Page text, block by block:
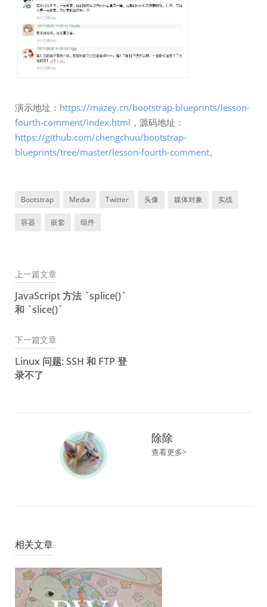
演示地址： https://mazey.cn/bootstrap-blueprints/lesson-
fourth-comment/index.html ，源码地址：
https://github.com/chengchuu/bootstrap-
blueprints/tree/master/lesson-fourth-comment。
Bootstrap Media Twitter 头像 媒体对象 实战
容器 嵌套 组件
文
章
导
航
上一篇文章
JavaScript 方法 `splice()`
和 `slice()`
下一篇文章
Linux 问题: SSH 和 FTP 登
录不了
除除
查看更多>
相关文章